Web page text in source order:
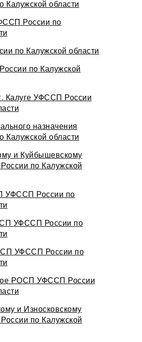
области
России по
по Калужской области
по Калужской
УФССП России
назначения
области
и Куйбышевскому
по Калужской
УФССП России по
УФССП России по
УФССП России по
РОСП УФССП России
и Износковскому
по Калужской